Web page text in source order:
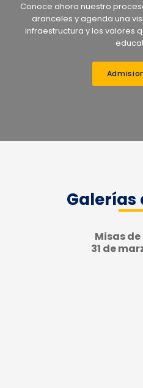
Conoce ahora nuestro
aranceles y agenda una
infraestructura y los valores
Galerías
Misas
31 de